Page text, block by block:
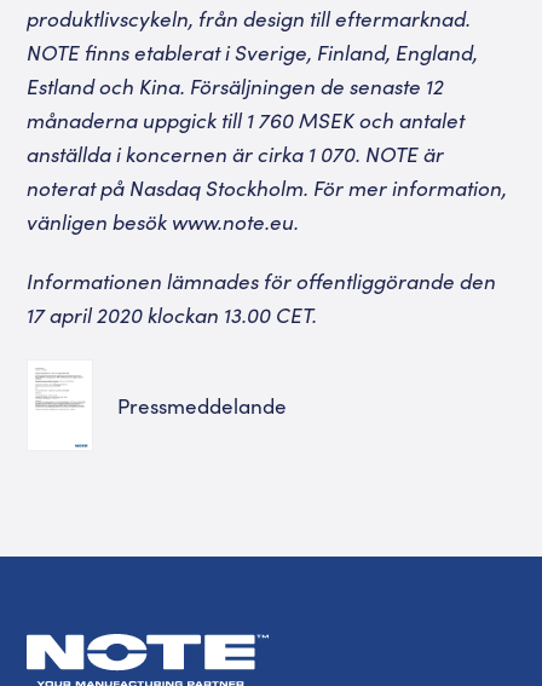
produktlivscykeln, från design till eftermarknad.
NOTE finns etablerat i Sverige, Finland, England,
Estland och Kina. Försäljningen de senaste 12
månaderna uppgick till 1 760 MSEK och antalet
anställda i koncernen är cirka 1 070. NOTE är
noterat på Nasdaq Stockholm. För mer information,
vänligen besök www.note.eu.
Informationen lämnades för offentliggörande den
17 april 2020 klockan 13.00 CET.
Pressmeddelande